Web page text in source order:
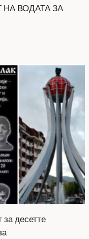
ВОДАТА ЗА
десетте